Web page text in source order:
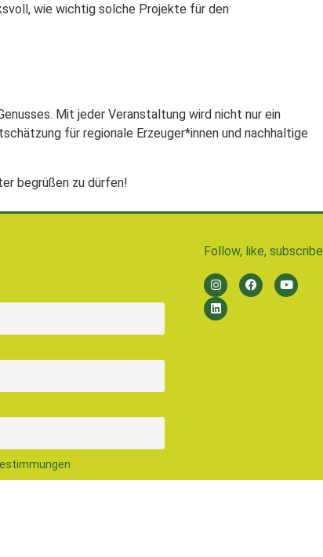
wie wichtig solche Projekte für den
Mit jeder Veranstaltung wird nicht nur ein
für regionale Erzeuger*innen und nachhaltige
begrüßen zu dürfen!
Follow, like, subscribe